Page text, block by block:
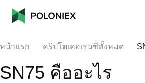
หน้าแรก คริปโตเคอเรนซีทั้งหมด
SN75 คืออะไร